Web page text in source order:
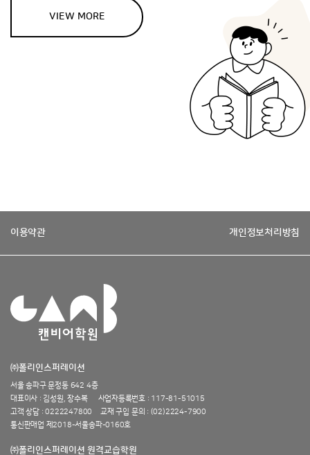
VIEW MORE
이용약관 개인정보처리방침
㈜폴리인스퍼레이션
서울 송파구 문정동 642 4층
대표이사 : 김성원, 장수복 사업자등록번호 : 117-81-51015
고객 상담 :0222247800
교재 구입 문의 : (02)2224-7900
통신판매업 제2018-서울송파-0160호
㈜폴리인스퍼레이션 원격교습학원